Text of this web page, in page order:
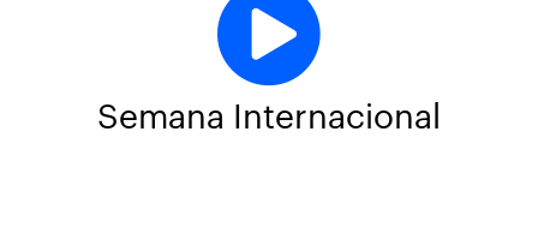
Semana Internacional